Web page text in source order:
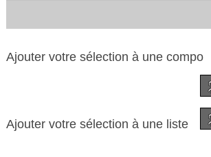
Ajouter votre sélection à une compo
Ajouter votre sélection à une liste